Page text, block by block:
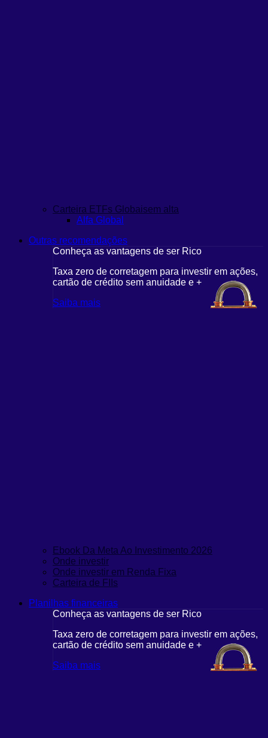
Carteira ETFs Globaisem alta
Alfa Global
Outras recomendações
Conheça as vantagens de ser Rico
Taxa zero de corretagem para investir em ações,
cartão de crédito sem anuidade e +
Saiba mais
Ebook Da Meta Ao Investimento 2026
Onde investir
Onde investir em Renda Fixa
Carteira de FIIs
Planilhas financeiras
Conheça as vantagens de ser Rico
Taxa zero de corretagem para investir em ações,
cartão de crédito sem anuidade e +
Saiba mais